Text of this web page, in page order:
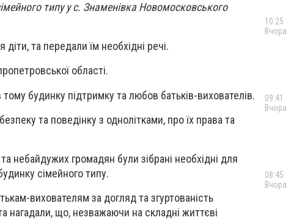
типу у с. Знаменівка Новомосковського
та передали їм необхідні речі.
області.
будинку підтримку та любов батьків-вихователів.
та поведінку з однолітками, про їх права та
небайдужих громадян були зібрані необхідні для
сімейного типу.
вихователям за догляд та згуртованість
нагадали, що, незважаючи на складні життєві
10:25
Вчора
09:41
Вчора
08:45
Вчора